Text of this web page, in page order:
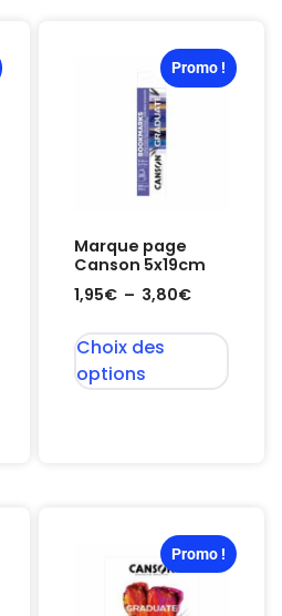
Promo !
Marque page
Canson 5x19cm
1,95€ – 3,80€
Choix des
options
Promo !